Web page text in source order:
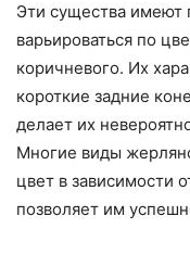
Эти существа имеют
варьироваться по
коричневого. Их
короткие задние
делает их
Многие виды
цвет в зависимости
позволяет им